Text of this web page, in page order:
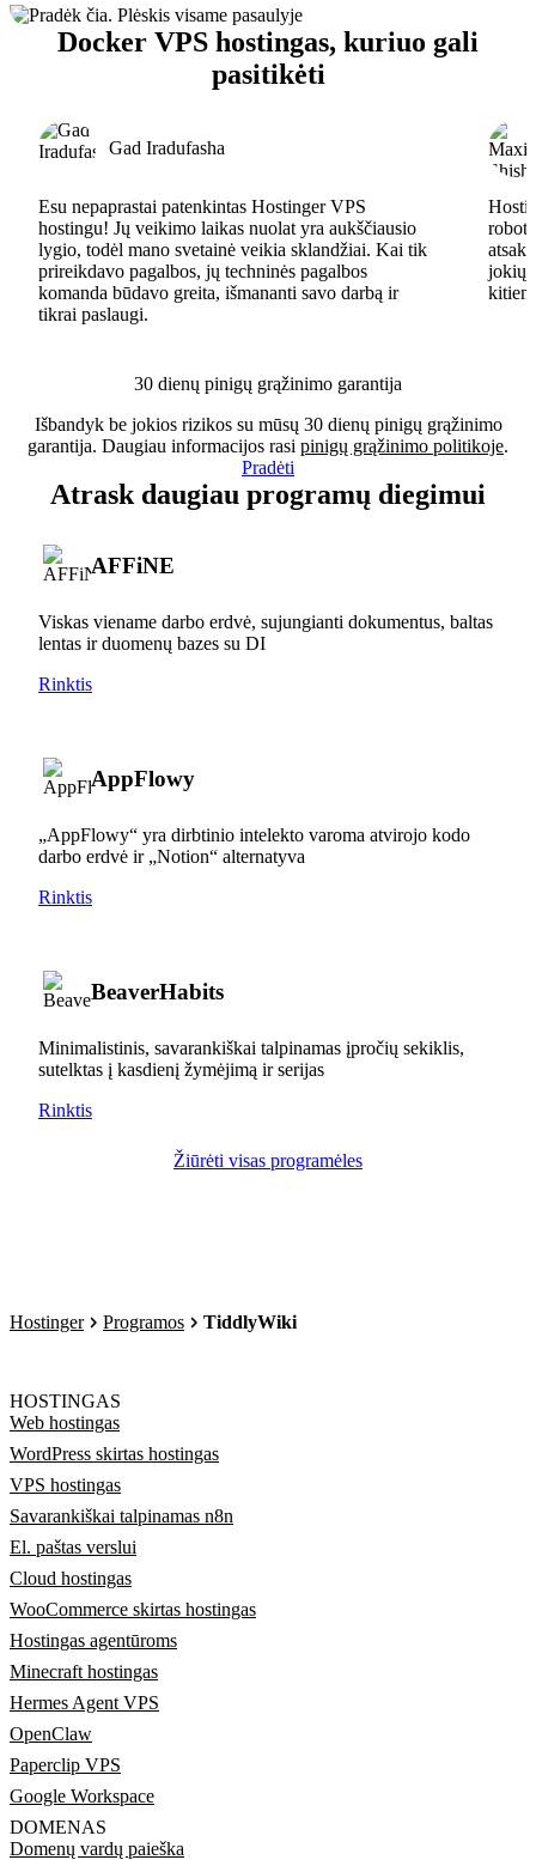
Docker VPS hostingas, kuriuo gali
pasitikėti
Gad Iradufasha
Esu nepaprastai patenkintas Hostinger VPS
hostingu! Jų veikimo laikas nuolat yra aukščiausio
lygio, todėl mano svetainė veikia sklandžiai. Kai tik
prireikdavo pagalbos, jų techninės pagalbos
komanda būdavo greita, išmananti savo darbą ir
tikrai paslaugi.
jokių
30 dienų pinigų grąžinimo garantija
Išbandyk be jokios rizikos su mūsų 30 dienų pinigų grąžinimo
garantija. Daugiau informacijos rasi pinigų grąžinimo politikoje.
Pradėti
Atrask daugiau programų diegimui
AFFiNE
Viskas viename darbo erdvė, sujungianti dokumentus, baltas
lentas ir duomenų bazes su DI
Rinktis
AppFlowy
„AppFlowy“ yra dirbtinio intelekto varoma atvirojo kodo
darbo erdvė ir „Notion“ alternatyva
Rinktis
BeaverHabits
Minimalistinis, savarankiškai talpinamas įpročių sekiklis,
sutelktas į kasdienį žymėjimą ir serijas
Rinktis
Žiūrėti visas programėles
Hostinger Programos TiddlyWiki
HOSTINGAS
Web hostingas
WordPress skirtas hostingas
VPS hostingas
Savarankiškai talpinamas n8n
El. paštas verslui
Cloud hostingas
WooCommerce skirtas hostingas
Hostingas agentūroms
Minecraft hostingas
Hermes Agent VPS
OpenClaw
Paperclip VPS
Google Workspace
DOMENAS
Domenų vardų paieška